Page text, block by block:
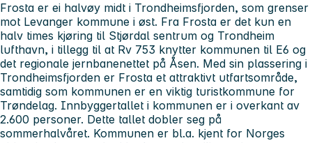
Frosta er ei halvøy midt i Trondheimsfjorden, som grenser
mot Levanger kommune i øst. Fra Frosta er det kun en
halv times kjøring til Stjørdal sentrum og Trondheim
lufthavn, i tillegg til at Rv 753 knytter kommunen til E6 og
det regionale jernbanenettet på Åsen. Med sin plassering i
Trondheimsfjorden er Frosta et attraktivt utfartsområde,
samtidig som kommunen er en viktig turistkommune for
Trøndelag. Innbyggertallet i kommunen er i overkant av
2.600 personer. Dette tallet dobler seg på
sommerhalvåret. Kommunen er bl.a. kjent for Norges